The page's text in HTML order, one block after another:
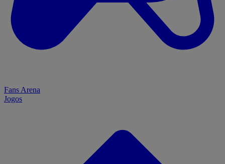
Fans Arena
Jogos